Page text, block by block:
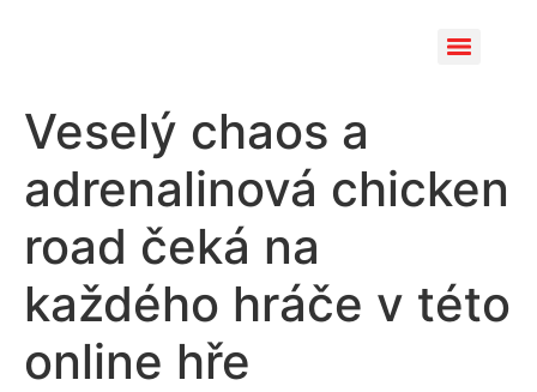
Veselý chaos a
adrenalinová chicken
road čeká na
každého hráče v této
online hře